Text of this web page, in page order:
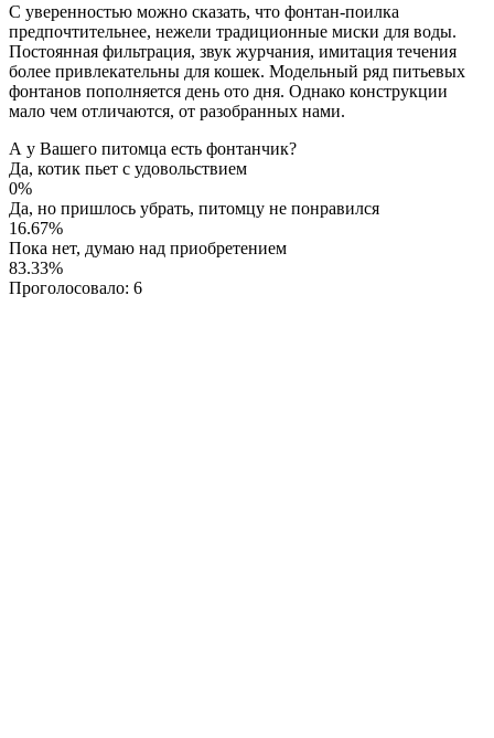
С уверенностью можно сказать, что фонтан-поилка
предпочтительнее, нежели традиционные миски для воды.
Постоянная фильтрация, звук журчания, имитация течения
более привлекательны для кошек. Модельный ряд питьевых
фонтанов пополняется день ото дня. Однако конструкции
мало чем отличаются, от разобранных нами.
А у Вашего питомца есть фонтанчик?
Да, котик пьет с удовольствием
0%
Да, но пришлось убрать, питомцу не понравился
16.67%
Пока нет, думаю над приобретением
83.33%
Проголосовало: 6